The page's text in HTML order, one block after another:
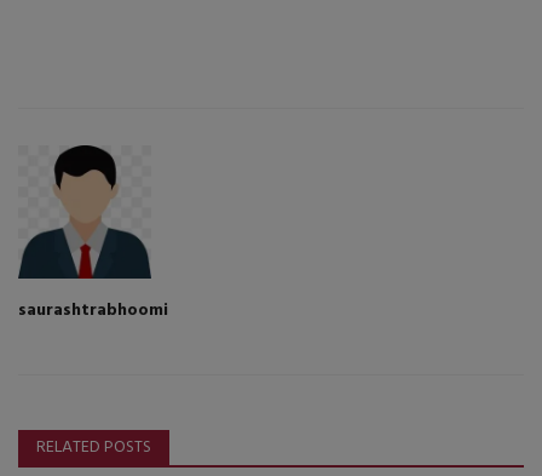
saurashtrabhoomi
RELATED POSTS